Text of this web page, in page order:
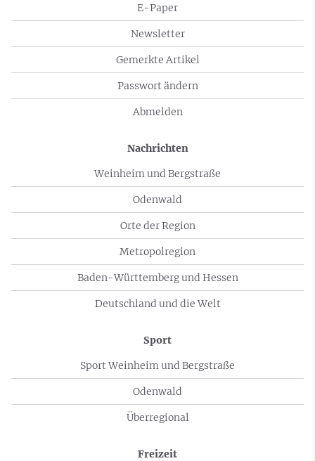
E-Paper
Newsletter
Gemerkte Artikel
Passwort ändern
Abmelden
Nachrichten
Weinheim und Bergstraße
Odenwald
Orte der Region
Metropolregion
Baden-Württemberg und Hessen
Deutschland und die Welt
Sport
Sport Weinheim und Bergstraße
Odenwald
Überregional
Freizeit